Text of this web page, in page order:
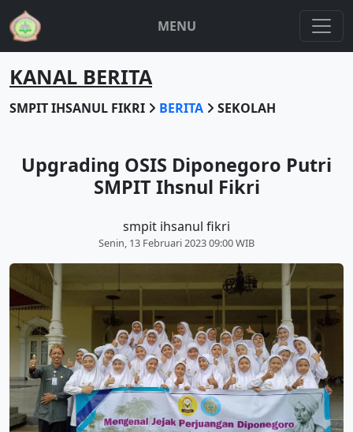
MENU
KANAL BERITA
SMPIT IHSANUL FIKRI BERITA SEKOLAH
Upgrading OSIS Diponegoro Putri
SMPIT Ihsnul Fikri
smpit ihsanul fikri
Senin, 13 Februari 2023 09:00 WIB